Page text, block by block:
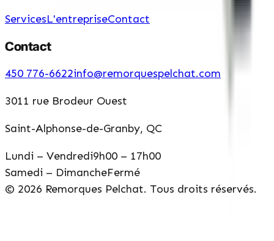
ServicesL'entrepriseContact
Contact
450 776-6622info@remorquespelchat.com
3011 rue Brodeur Ouest
Saint-Alphonse-de-Granby, QC
Lundi – Vendredi9h00 – 17h00
Samedi – DimancheFermé
© 2026 Remorques Pelchat. Tous droits réservés.